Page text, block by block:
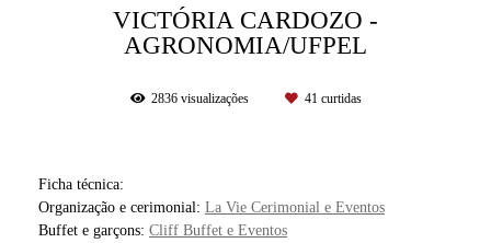
VICTÓRIA CARDOZO -
AGRONOMIA/UFPEL
2836visualizações 41curtidas
Ficha técnica:
Organização e cerimonial: La Vie Cerimonial e Eventos
Buffet e garçons: Cliff Buffet e Eventos